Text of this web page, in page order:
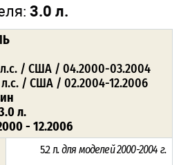
3.0 л.
/ США / 04.2000-03.2004
/ США / 02.2004-12.2006
л.
- 12.2006
5.2 л. для моделей 2000-2004 г.